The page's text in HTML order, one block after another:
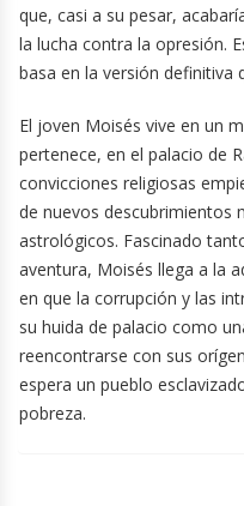
que, casi a su pesar,
la lucha contra la opresión.
basa en la versión definitiva
El joven Moisés vive en un
pertenece, en el palacio de
convicciones religiosas
de nuevos descubrimientos
astrológicos. Fascinado
aventura, Moisés llega a la
en que la corrupción y las
su huida de palacio como
reencontrarse con sus
espera un pueblo
pobreza.